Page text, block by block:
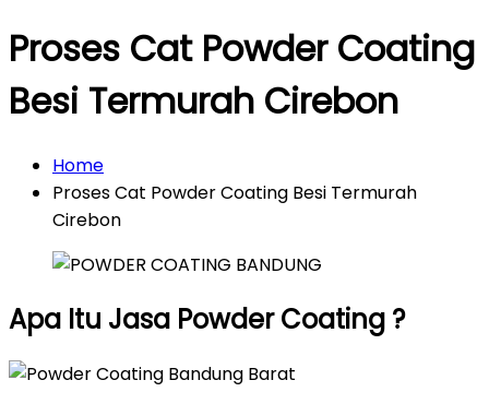
Proses Cat Powder Coating
Besi Termurah Cirebon
Home
Proses Cat Powder Coating Besi Termurah
Cirebon
Apa Itu Jasa Powder Coating ?